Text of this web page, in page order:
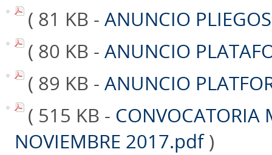
( 81 KB - ANUNCIO
( 80 KB - ANUNCIO
( 89 KB - ANUNCIO
( 515 KB - CONVOCATORIA
NOVIEMBRE 2017.pdf)